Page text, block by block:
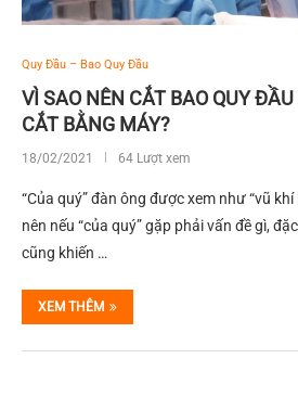
Quy Đầu – Bao Quy Đầu
VÌ SAO NÊN CẮT BAO QUY
CẮT BẰNG MÁY?
18/02/2021 64 Lượt xem
“Của quý” đàn ông được xem như “vũ
nên nếu “của quý” gặp phải vấn đề gì,
cũng khiến …
XEM THÊM